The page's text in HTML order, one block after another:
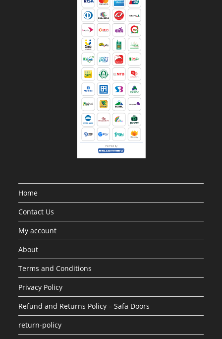
Home
Contact Us
My account
About
Terms and Conditions
Privacy Policy
Refund and Returns Policy – Safa Doors
return-policy